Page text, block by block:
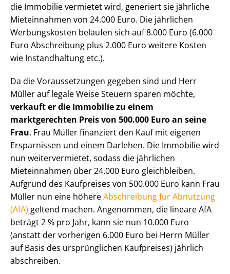
die Immobilie vermietet wird, generiert sie jährliche
Mieteinnahmen von 24.000 Euro. Die jährlichen
Werbungskosten belaufen sich auf 8.000 Euro (6.000
Euro Abschreibung plus 2.000 Euro weitere Kosten
wie Instandhaltung etc.).
Da die Voraussetzungen gegeben sind und Herr
Müller auf legale Weise Steuern sparen möchte,
verkauft er die Immobilie zu einem
marktgerechten Preis von 500.000 Euro an seine
Frau. Frau Müller finanziert den Kauf mit eigenen
Ersparnissen und einem Darlehen. Die Immobilie wird
nun weitervermietet, sodass die jährlichen
Mieteinnahmen über 24.000 Euro gleichbleiben.
Aufgrund des Kaufpreises von 500.000 Euro kann Frau
Müller nun eine höhereAbschreibung für Abnutzung
(AfA) geltend machen. Angenommen, die lineare AfA
beträgt 2 % pro Jahr, kann sie nun 10.000 Euro
(anstatt der vorherigen 6.000 Euro bei Herrn Müller
auf Basis des ursprünglichen Kaufpreises) jährlich
abschreiben.